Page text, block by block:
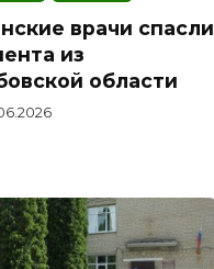
врачи спасли
из
области